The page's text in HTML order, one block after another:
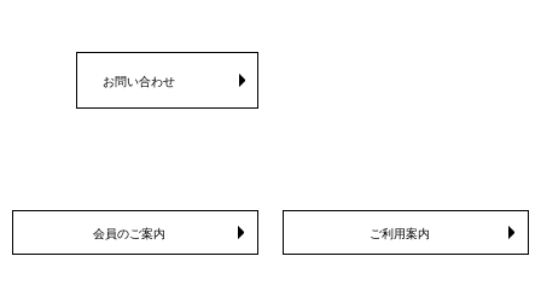
お問い合わせ
会員のご案内 ご利用案内